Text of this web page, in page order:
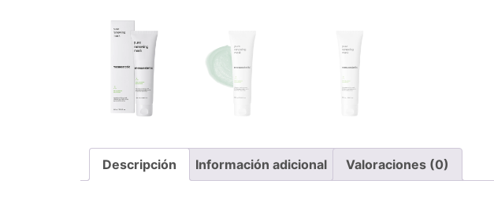
Descripción Información adicional Valoraciones (0)